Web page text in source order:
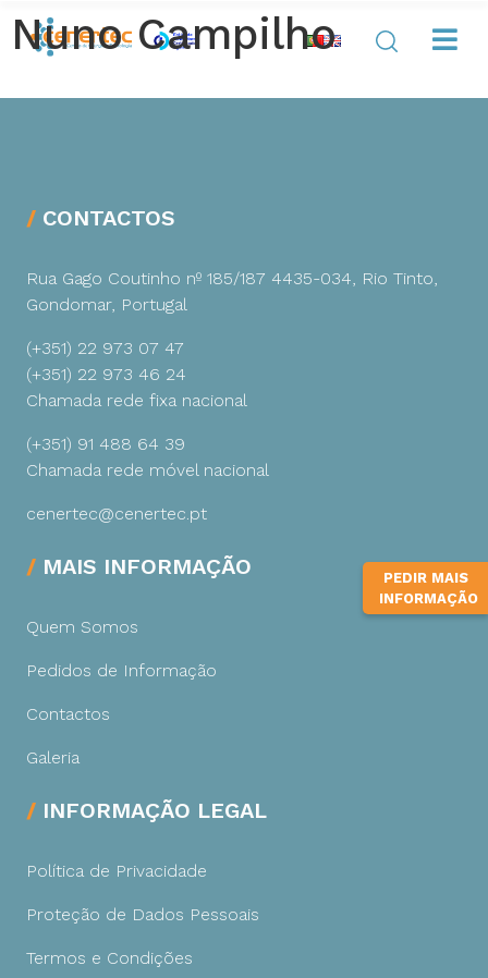
PEDIR MAIS
INFORMAÇÃO
Nuno Campilho
CONTACTOS
Rua Gago Coutinho nº 185/187 4435-034, Rio Tinto,
Gondomar, Portugal
(+351) 22 973 07 47
(+351) 22 973 46 24
Chamada rede fixa nacional
(+351) 91 488 64 39
Chamada rede móvel nacional
cenertec@cenertec.pt
MAIS INFORMAÇÃO
Quem Somos
Pedidos de Informação
Contactos
Galeria
INFORMAÇÃO LEGAL
Política de Privacidade
Proteção de Dados Pessoais
Termos e Condições